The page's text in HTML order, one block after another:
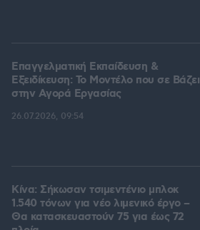
Επαγγελματική Εκπαίδευση &
Εξειδίκευση: Το Mοντέλο που σε Bάζει
στην Aγορά Eργασίας
26.07.2026, 09:54
Κίνα: Σήκωσαν τσιμεντένιο μπλοκ
1.540 τόνων για νέο λιμενικό έργο –
Θα κατασκευαστούν 75 για έως 72